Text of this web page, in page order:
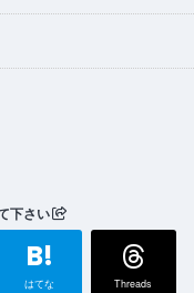
下さい
B!
はてな Threads